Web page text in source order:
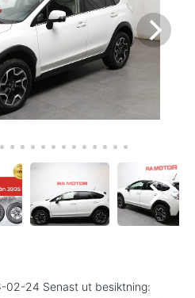
24 Senast ut besiktning: